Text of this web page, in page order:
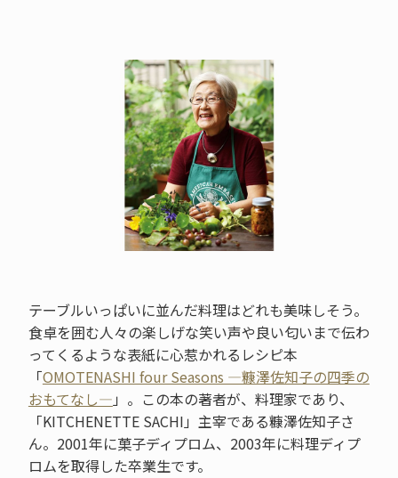
テーブルいっぱいに並んだ料理はどれも美味しそう。
食卓を囲む人々の楽しげな笑い声や良い匂いまで伝わ
ってくるような表紙に心惹かれるレシピ本
「OMOTENASHI four Seasons ―糠澤佐知子の四季の
おもてなし― 」。この本の著者が、料理家であり、
「KITCHENETTE SACHI」主宰である糠澤佐知子さ
ん。2001年に菓子ディプロム、2003年に料理ディプ
ロムを取得した卒業生です。